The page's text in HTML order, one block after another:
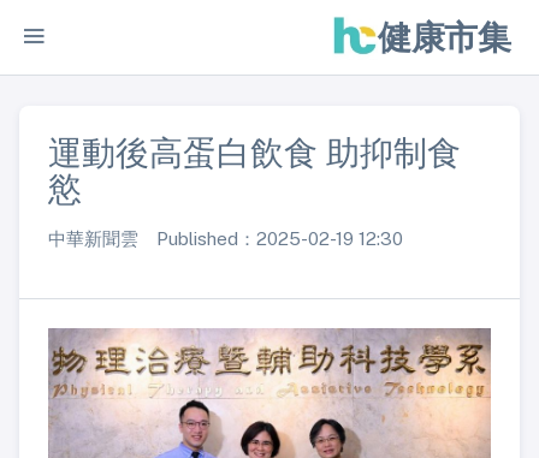
健康市集
運動後高蛋白飲食 助抑制食
慾
中華新聞雲 Published：2025-02-19 12:30